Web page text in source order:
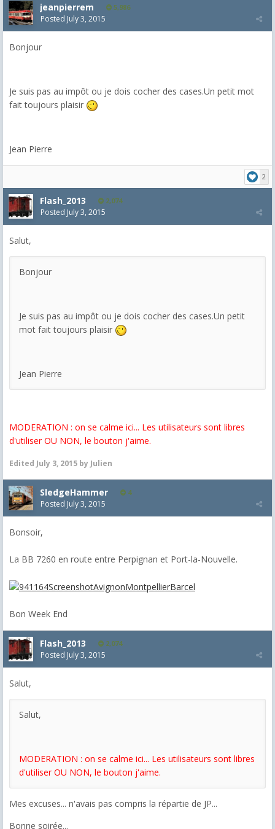
jeanpierrem 5,986
Posted July 3, 2015
Bonjour
Je suis pas au impôt ou je dois cocher des cases.Un petit mot
fait toujours plaisir
Jean Pierre
2
Flash_2013 2,074
Posted July 3, 2015
Salut,
Bonjour
Je suis pas au impôt ou je dois cocher des cases.Un petit
mot fait toujours plaisir
Jean Pierre
MODERATION : on se calme ici... Les utilisateurs sont libres
d'utiliser OU NON, le bouton j'aime.
Edited July 3, 2015 by Julien
SledgeHammer 4
Posted July 3, 2015
Bonsoir,
La BB 7260 en route entre Perpignan et Port-la-Nouvelle.
Bon Week End
Flash_2013 2,074
Posted July 3, 2015
Salut,
Salut,
MODERATION : on se calme ici... Les utilisateurs sont libres
d'utiliser OU NON, le bouton j'aime.
Mes excuses... n'avais pas compris la répartie de JP...
Bonne soirée...